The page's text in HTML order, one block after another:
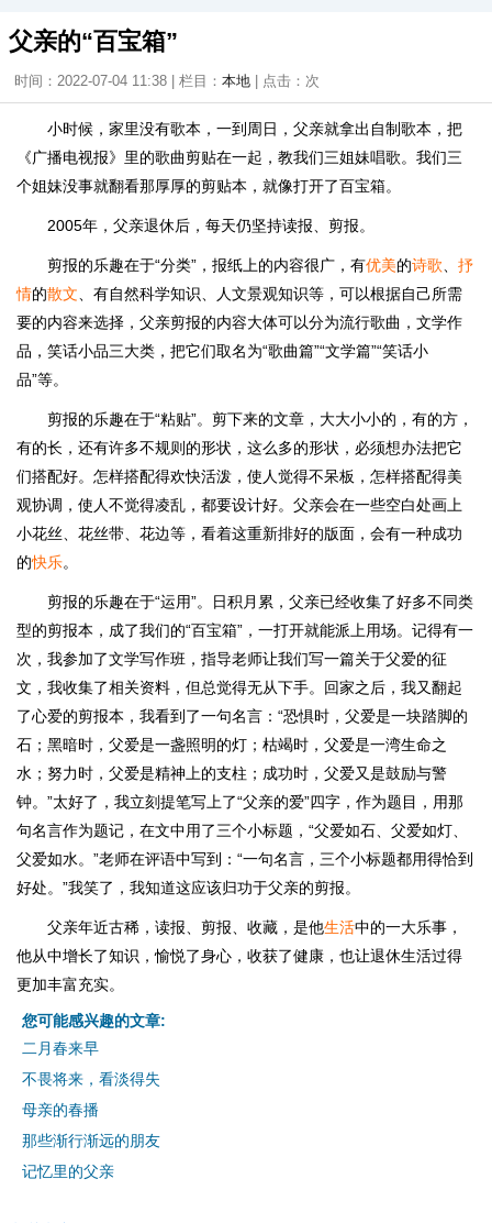
父亲的“百宝箱”
时间：2022-07-04 11:38 | 栏目： 本地 | 点击： 次
小时候，家里没有歌本，一到周日，父亲就拿出自制歌本，把
《广播电视报》里的歌曲剪贴在一起，教我们三姐妹唱歌。我们三
个姐妹没事就翻看那厚厚的剪贴本，就像打开了百宝箱。
2005年，父亲退休后，每天仍坚持读报、剪报。
剪报的乐趣在于“分类”，报纸上的内容很广，有优美的诗歌
抒
情的散文 、有自然科学知识、人文景观知识等，可以根据自己所需
要的内容来选择，父亲剪报的内容大体可以分为流行歌曲，文学作
品，笑话小品三大类，把它们取名为“歌曲篇”“文学篇”“笑话小
品”等。
剪报的乐趣在于“粘贴”。剪下来的文章，大大小小的，有的方，
有的长，还有许多不规则的形状，这么多的形状，必须想办法把它
们搭配好。怎样搭配得欢快活泼，使人觉得不呆板，怎样搭配得美
观协调，使人不觉得凌乱，都要设计好。父亲会在一些空白处画上
小花丝、花丝带、花边等，看着这重新排好的版面，会有一种成功
的快乐。
剪报的乐趣在于“运用”。日积月累，父亲已经收集了好多不同类
型的剪报本，成了我们的“百宝箱”，一打开就能派上用场。记得有一
次，我参加了文学写作班，指导老师让我们写一篇关于父爱的征
文，我收集了相关资料，但总觉得无从下手。回家之后，我又翻起
了心爱的剪报本，我看到了一句名言：“恐惧时，父爱是一块踏脚的
石；黑暗时，父爱是一盏照明的灯；枯竭时，父爱是一湾生命之
水；努力时，父爱是精神上的支柱；成功时，父爱又是鼓励与警
钟。”太好了，我立刻提笔写上了“父亲的爱”四字，作为题目，用那
句名言作为题记，在文中用了三个小标题，“父爱如石、父爱如灯、
父爱如水。”老师在评语中写到：“一句名言，三个小标题都用得恰到
好处。”我笑了，我知道这应该归功于父亲的剪报。
父亲年近古稀，读报、剪报、收藏，是他生活中的一大乐事，
他从中增长了知识，愉悦了身心，收获了健康，也让退休生活过得
更加丰富充实。
您可能感兴趣的文章:
二月春来早
不畏将来，看淡得失
母亲的春播
那些渐行渐远的朋友
记忆里的父亲